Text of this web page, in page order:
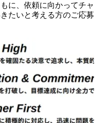
に、依頼に向かってチャ
たいと考える方のご応募